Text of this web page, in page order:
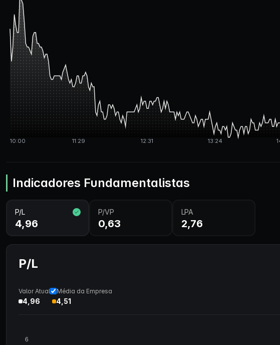
Indicadores Fundamentalistas
P/L
4,96
P/VP
0,63
LPA
2,76
P/L
Valor Atual
4,96
Média da Empresa
4,51